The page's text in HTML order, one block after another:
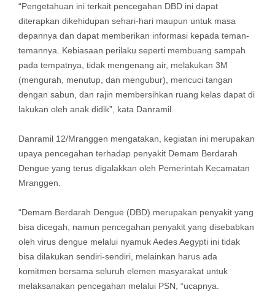
“Pengetahuan ini terkait pencegahan DBD ini dapat
diterapkan dikehidupan sehari-hari maupun untuk masa
depannya dan dapat memberikan informasi kepada teman-
temannya. Kebiasaan perilaku seperti membuang sampah
pada tempatnya, tidak mengenang air, melakukan 3M
(mengurah, menutup, dan mengubur), mencuci tangan
dengan sabun, dan rajin membersihkan ruang kelas dapat di
lakukan oleh anak didik”, kata Danramil.
Danramil 12/Mranggen mengatakan, kegiatan ini merupakan
upaya pencegahan terhadap penyakit Demam Berdarah
Dengue yang terus digalakkan oleh Pemerintah Kecamatan
Mranggen.
“Demam Berdarah Dengue (DBD) merupakan penyakit yang
bisa dicegah, namun pencegahan penyakit yang disebabkan
oleh virus dengue melalui nyamuk Aedes Aegypti ini tidak
bisa dilakukan sendiri-sendiri, melainkan harus ada
komitmen bersama seluruh elemen masyarakat untuk
melaksanakan pencegahan melalui PSN, “ucapnya.